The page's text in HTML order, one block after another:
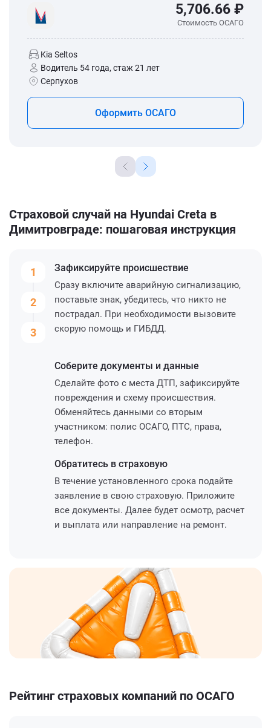
5,706.66 ₽
Стоимость ОСАГО
Kia Seltos
Водитель 54 года, стаж 21 лет
Серпухов
Оформить ОСАГО
Страховой случай на Hyundai Creta в
Димитровграде: пошаговая инструкция
1
2
3
Зафиксируйте происшествие
Сразу включите аварийную сигнализацию,
поставьте знак, убедитесь, что никто не
пострадал. При необходимости вызовите
скорую помощь и ГИБДД.
Соберите документы и данные
Сделайте фото с места ДТП, зафиксируйте
повреждения и схему происшествия.
Обменяйтесь данными со вторым
участником: полис ОСАГО, ПТС, права,
телефон.
Обратитесь в страховую
В течение установленного срока подайте
заявление в свою страховую. Приложите
все документы. Далее будет осмотр, расчет
и выплата или направление на ремонт.
Рейтинг страховых компаний по ОСАГО